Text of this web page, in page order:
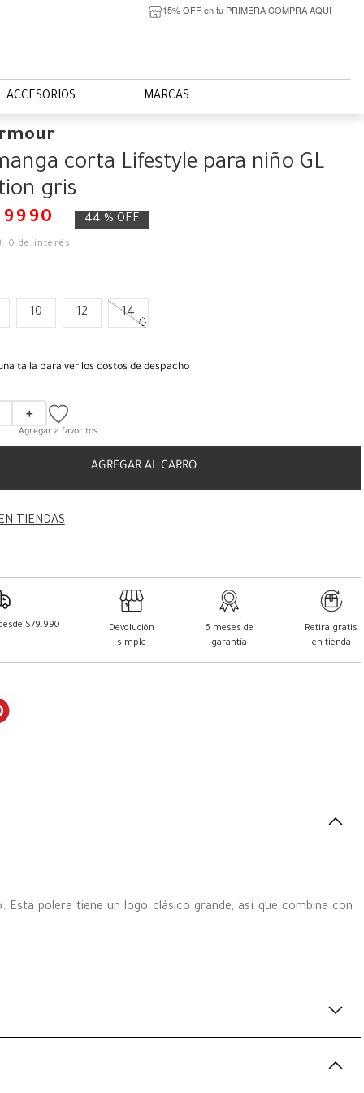
15% OFF en tu PRIMERA COMPRA AQUÍ
ACCESORIOS MARCAS
corta Lifestyle para niño GL
gris
9990 44 % OFF
, 0 de interés
10 12 14
talla para ver los costos de despacho
＋
AGREGAR AL CARRO
TIENDAS
$79.990
Devolución
simple
6 meses de
garantía
Retira gratis
en tienda
Esta polera tiene un logo clásico grande, así que combina con